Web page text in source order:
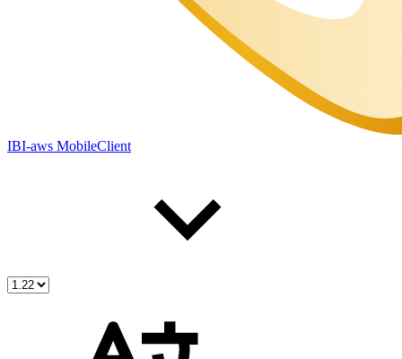
IBI-aws MobileClient